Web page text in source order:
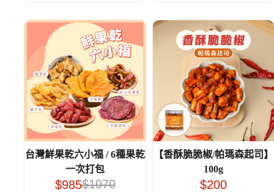
台灣鮮果乾六小福 / 6種果乾
一次打包
$1070
$985
【香酥脆脆椒/帕瑪森起司】
100g
$200